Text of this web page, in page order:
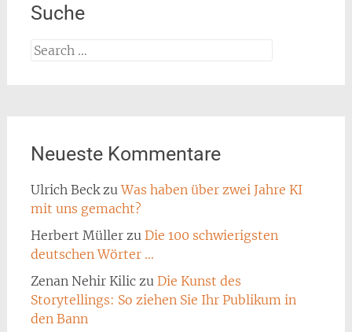
Suche
Search
Neueste Kommentare
Ulrich BeckzuWas haben über zwei Jahre KI
mit uns gemacht?
Herbert Müllerzu Die 100 schwierigsten
deutschen Wörter …
Zenan Nehir Kiliczu Die Kunst des
Storytellings: So ziehen Sie Ihr Publikum in
den Bann